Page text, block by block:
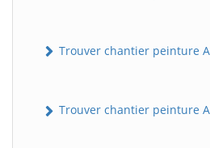
Trouver chantier peinture
Trouver chantier peinture